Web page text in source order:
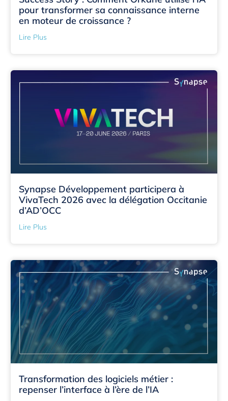
pour transformer sa connaissance interne
en moteur de croissance ?
Lire Plus
Synapse Développement participera à
VivaTech 2026 avec la délégation Occitanie
d’AD’OCC
Lire Plus
Transformation des logiciels métier :
repenser l’interface à l’ère de l’IA